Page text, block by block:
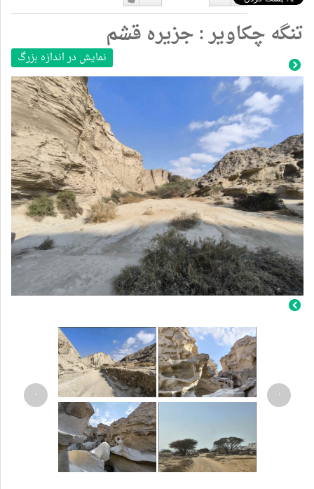
دوست
دارم
دوست
نداشتن
تنگه چکاویر : جزیره قشم
نمایش در اندازه بزرگ
‹
›